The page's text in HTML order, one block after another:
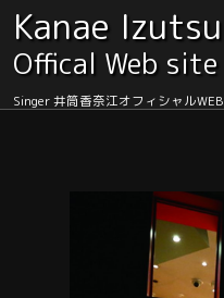
Kanae Izutsu
Offical Web site
Singer 井筒香奈江オフィシャルWEB